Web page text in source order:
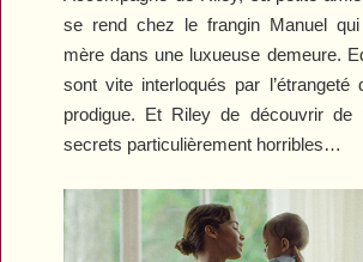
se rend chez le frangin Manuel
mère dans une luxueuse demeure.
sont vite interloqués par l’étrangeté
prodigue. Et Riley de découvrir de
secrets particulièrement horribles…